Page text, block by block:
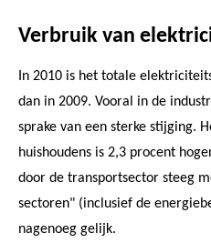
Verbruik van
In 2010 is het totale
dan in 2009. Vooral in de
sprake van een sterke stijging.
huishoudens is 2,3 procent
door de transportsector steeg
sectoren" (inclusief de
nagenoeg gelijk.